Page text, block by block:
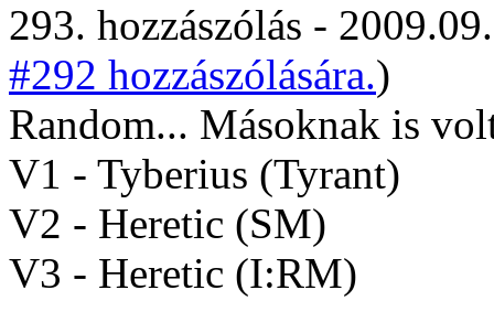
293. hozzászólás -
#292 hozzászólására.)
Random... Másoknak is
V1 - Tyberius (Tyrant)
V2 - Heretic (SM)
V3 - Heretic (I:RM)